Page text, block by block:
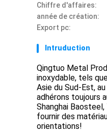
Chiffre d'affaires:
année de création:
Export pc:
Intruduction
Qingtuo Metal
inoxydable, tels
Asie du Sud-Est,
adhérons toujours
Shanghai
fournir des
orientations!